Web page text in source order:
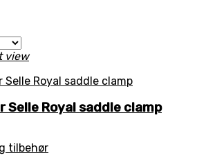
view
Selle Royal saddle clamp
tilbehør